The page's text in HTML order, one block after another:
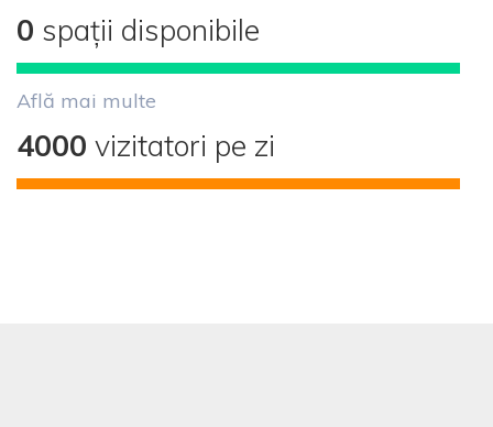
0 spații disponibile
Află mai multe
4000 vizitatori pe zi